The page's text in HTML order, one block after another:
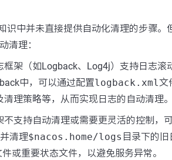
识中并未直接提供自动化清理的步骤。
清理：
框架（如Logback、Log4j）支持日志滚
中，可以通过配置logback.xml文
理策略等，从而实现日志的自动清理。
不支持自动清理或需要更灵活的控制，
清理$nacos.home/logs 目录下的
或重要状态文件，以避免服务异常。